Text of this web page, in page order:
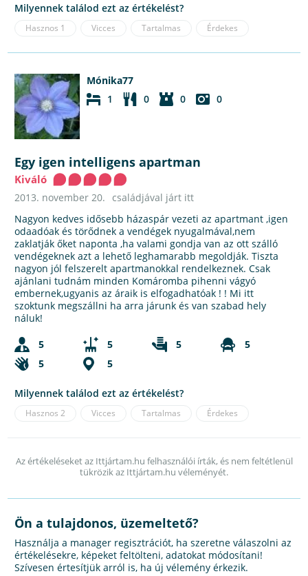
Milyennek találod ezt az értékelést?
Hasznos 1 Vicces Tartalmas Érdekes
Mónika77
1
0 0 0
Egy igen intelligens apartman
Kiváló
2013. november 20.
családjával járt itt
Nagyon kedves idősebb házaspár vezeti az apartmant ,igen
odaadóak és törődnek a vendégek nyugalmával,nem
zaklatják őket naponta ,ha valami gondja van az ott szálló
vendégeknek azt a lehető leghamarabb megoldják. Tiszta
nagyon jól felszerelt apartmanokkal rendelkeznek. Csak
ajánlani tudnám minden Komáromba pihenni vágyó
embernek,ugyanis az áraik is elfogadhatóak ! ! Mi itt
szoktunk megszállni ha arra járunk és van szabad hely
náluk!
5
5 5
5
5
5
Milyennek találod ezt az értékelést?
Hasznos 2 Vicces Tartalmas Érdekes
Az értékeléseket az Ittjártam.hu felhasználói írták, és nem feltétlenül
tükrözik az Ittjártam.hu véleményét.
Ön a tulajdonos, üzemeltető?
Használja a manager regisztrációt, ha szeretne válaszolni az
értékelésekre, képeket feltölteni, adatokat módosítani!
Szívesen értesítjük arról is, ha új vélemény érkezik.